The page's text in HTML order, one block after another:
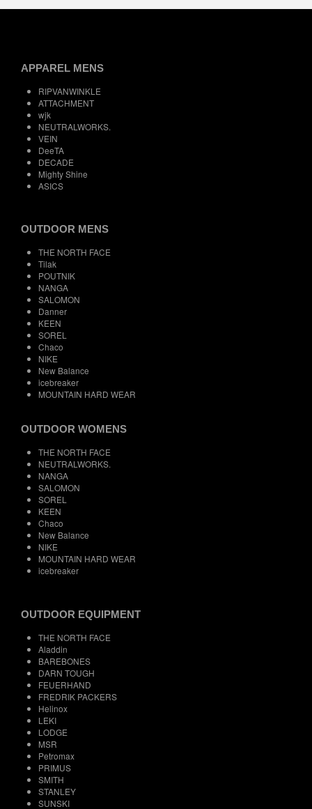
APPAREL MENS
RIPVANWINKLE
ATTACHMENT
wjk
NEUTRALWORKS.
VEIN
DeeTA
DECADE
Mighty Shine
ASICS
OUTDOOR MENS
THE NORTH FACE
Tilak
POUTNIK
NANGA
SALOMON
Danner
KEEN
SOREL
Chaco
NIKE
New Balance
icebreaker
MOUNTAIN HARD WEAR
OUTDOOR WOMENS
THE NORTH FACE
NEUTRALWORKS.
NANGA
SALOMON
SOREL
KEEN
Chaco
New Balance
NIKE
MOUNTAIN HARD WEAR
icebreaker
OUTDOOR EQUIPMENT
THE NORTH FACE
Aladdin
BAREBONES
DARN TOUGH
FEUERHAND
FREDRIK PACKERS
Helinox
LEKI
LODGE
MSR
Petromax
PRIMUS
SMITH
STANLEY
SUNSKI